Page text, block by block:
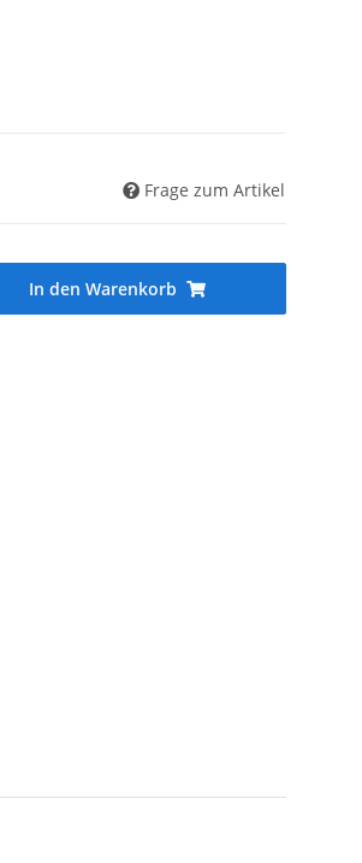
Frage zum Artikel
In den Warenkorb